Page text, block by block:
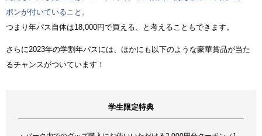
ポンが付いていること。
つまり年パス自体は18,000円で買える、と考えることもできます。
さらに2023年の学割年パスには、ほかにも以下のような豪華賞品が当た
るチャンスがついています！
学生限定特典